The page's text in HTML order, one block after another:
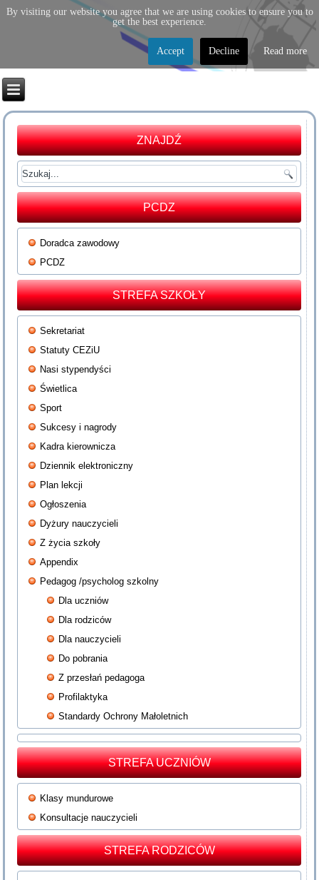
ZNAJDŹ
PCDZ
Doradca zawodowy
PCDZ
STREFA SZKOŁY
Sekretariat
Statuty CEZiU
Nasi stypendyści
Świetlica
Sport
Sukcesy i nagrody
Kadra kierownicza
Dziennik elektroniczny
Plan lekcji
Ogłoszenia
Dyżury nauczycieli
Z życia szkoły
Appendix
Pedagog /psycholog szkolny
Dla uczniów
Dla rodziców
Dla nauczycieli
Do pobrania
Z przesłań pedagoga
Profilaktyka
Standardy Ochrony Małoletnich
STREFA UCZNIÓW
Klasy mundurowe
Konsultacje nauczycieli
STREFA RODZICÓW
By visiting our website you agree that we are using cookies to ensure you to
get the best experience.
Accept Decline Read more